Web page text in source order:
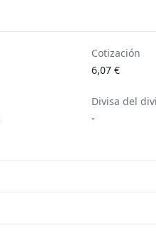
Cotización
6,07 €
Divisa del
-